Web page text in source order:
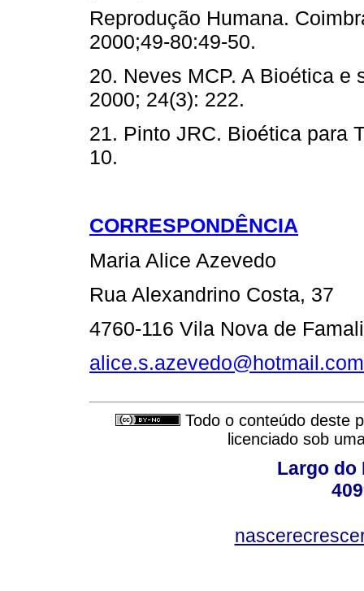
Reprodução Humana.
2000;49-80:49-50.
20. Neves MCP. A Bioética e
2000; 24(3): 222.
21. Pinto JRC. Bioética para
10.
CORRESPONDÊNCIA
Maria Alice Azevedo
Rua Alexandrino Costa, 37
4760-116 Vila Nova de
alice.s.azevedo@hotmail.com
Todo o conteúdo deste
licenciado sob
Largo do